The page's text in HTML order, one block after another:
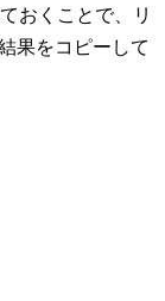
おくことで、リ
果をコピーして